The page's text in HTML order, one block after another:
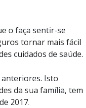
o faça sentir-se
tornar mais fácil
cuidados de saúde.
Isto
da sua família, tem
2017.